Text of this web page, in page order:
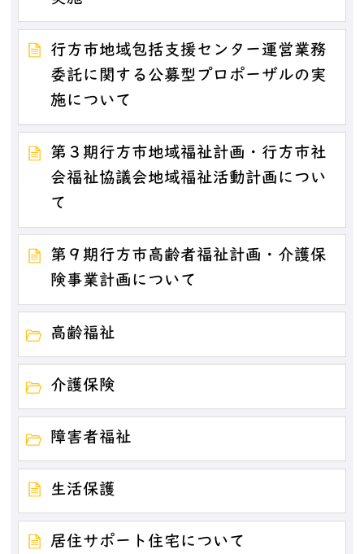
行方市地域包括支援センター運営業務
委託に関する公募型プロポーザルの実
施について
第３期行方市地域福祉計画・行方市社
会福祉協議会地域福祉活動計画につい
て
第９期行方市高齢者福祉計画・介護保
険事業計画について
高齢福祉
介護保険
障害者福祉
生活保護
居住サポート住宅について